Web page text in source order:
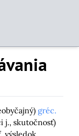
gréc.
j., skutočnosť)
výsledok,